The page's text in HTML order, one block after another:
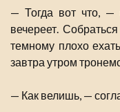
— Тогда вот что,
вечереет.
темному плохо
завтра утром
— Как велишь, —